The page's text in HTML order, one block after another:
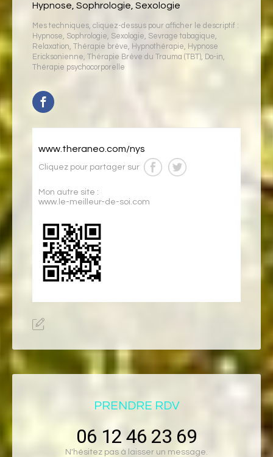
Hypnose, Sophrologie, Sexologie
Mes techniques, cliquez-dessus pour afficher le descriptif :
Hypnose, Sophrologie, Sexologie, Sevrage tabagique,
Relaxation, Thérapie brève, Hypnothérapie, Hypnose
Ericksonienne, Thérapie Brève du Trauma (TBT), Do-in,
Thérapie psychocorporelle
www.theraneo.com/nys
Cliquez pour partager sur
Mon autre site :
www.le-meilleur-de-soi.com
PRENDRE RDV
06 12 46 23 69
N'hésitez pas à laisser un message.